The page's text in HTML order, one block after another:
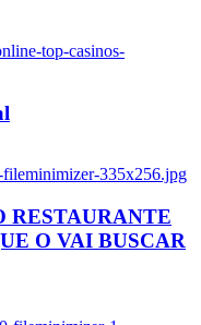
top-casinos-
fileminimizer-335x256.jpg
RESTAURANTE
O VAI BUSCAR